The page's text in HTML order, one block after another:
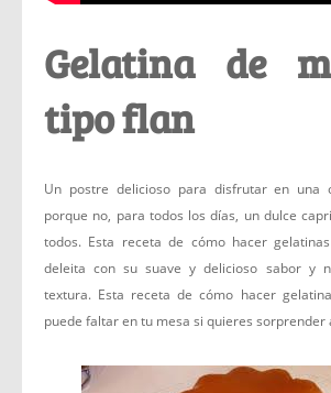
Gelatina de
tipo flan
Un postre delicioso para disfrutar en una
porque no, para todos los días, un dulce
todos. Esta receta de cómo hacer
deleita con su suave y delicioso sabor y
textura. Esta receta de cómo hacer
puede faltar en tu mesa si quieres sorprender